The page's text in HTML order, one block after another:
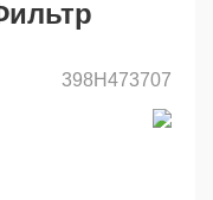
398H473707